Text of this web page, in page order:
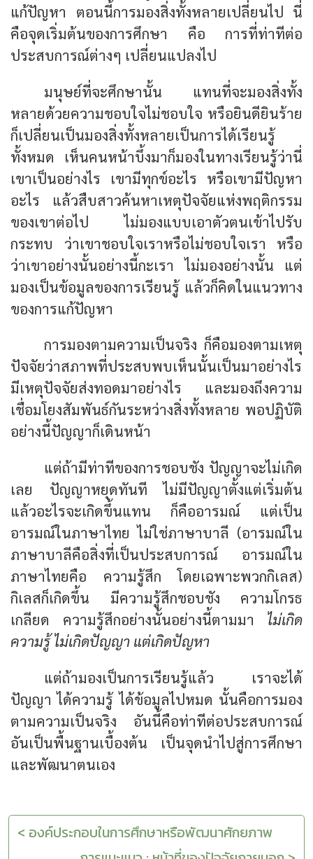
แก้ปัญหา ตอนนี้การมองสิ่งทั้งหลายเปลี่ยนไป นี่
คือจุดเริ่มต้นของการศึกษา คือ การที่ท่าทีต่อ
ประสบการณ์ต่างๆ เปลี่ยนแปลงไป
มนุษย์ที่จะศึกษานั้น แทนที่จะมองสิ่งทั้ง
หลายด้วยความชอบใจไม่ชอบใจ หรือยินดียินร้าย
ก็เปลี่ยนเป็นมองสิ่งทั้งหลายเป็นการได้เรียนรู้
ทั้งหมด เห็นคนหน้าบึ้งมาก็มองในทางเรียนรู้ว่านี่
เขาเป็นอย่างไร เขามีทุกข์อะไร หรือเขามีปัญหา
อะไร แล้วสืบสาวค้นหาเหตุปัจจัยแห่งพฤติกรรม
ของเขาต่อไป ไม่มองแบบเอาตัวตนเข้าไปรับ
กระทบ ว่าเขาชอบใจเราหรือไม่ชอบใจเรา หรือ
ว่าเขาอย่างนั้นอย่างนี้กะเรา ไม่มองอย่างนั้น แต่
มองเป็นข้อมูลของการเรียนรู้ แล้วก็คิดในแนวทาง
ของการแก้ปัญหา
การมองตามความเป็นจริง ก็คือมองตามเหตุ
ปัจจัยว่าสภาพที่ประสบพบเห็นนั้นเป็นมาอย่างไร
มีเหตุปัจจัยส่งทอดมาอย่างไร และมองถึงความ
เชื่อมโยงสัมพันธ์กันระหว่างสิ่งทั้งหลาย พอปฏิบัติ
อย่างนี้ปัญญาก็เดินหน้า
แต่ถ้ามีท่าทีของการชอบชัง ปัญญาจะไม่เกิด
เลย ปัญญาหยุดทันที ไม่มีปัญญาตั้งแต่เริ่มต้น
แล้วอะไรจะเกิดขึ้นแทน ก็คืออารมณ์ แต่เป็น
อารมณ์ในภาษาไทย ไม่ใช่ภาษาบาลี (อารมณ์ใน
ภาษาบาลีคือสิ่งที่เป็นประสบการณ์ อารมณ์ใน
ภาษาไทยคือ ความรู้สึก โดยเฉพาะพวกกิเลส)
กิเลสก็เกิดขึ้น มีความรู้สึกชอบชัง ความโกรธ
เกลียด ความรู้สึกอย่างนั้นอย่างนี้ตามมา ไม่เกิด
ความรู้ ไม่เกิดปัญญา แต่เกิดปัญหา
แต่ถ้ามองเป็นการเรียนรู้แล้ว เราจะได้
ปัญญา ได้ความรู้ ได้ข้อมูลไปหมด นั้นคือการมอง
ตามความเป็นจริง อันนี้คือท่าทีต่อประสบการณ์
อันเป็นพื้นฐานเบื้องต้น เป็นจุดนำไปสู่การศึกษา
และพัฒนาตนเอง
< องค์ประกอบในการศึกษาหรือพัฒนาศักยภาพ